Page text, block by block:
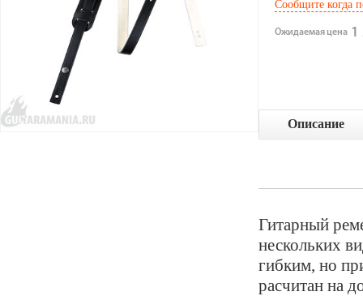
Сообщите когда
Ожидаемая цена 1
Описание
Гитарный
нескольких
гибким, но
расчитан на